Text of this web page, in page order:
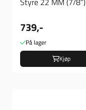
739,-
På lager
Kjøp